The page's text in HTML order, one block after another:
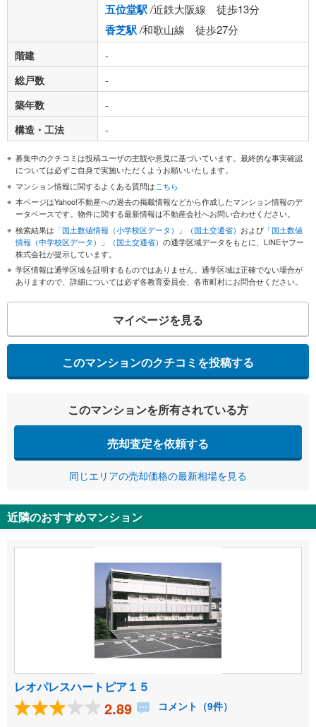
五位堂駅/近鉄大阪線 徒歩13分
香芝駅/和歌山線 徒歩27分
階建
-
総戸数
-
築年数
-
構造・工法
-
募集中のクチコミは投稿ユーザの主観や意見に基づいています。最終的な事実確認
については必ずご自身で実施いただくようお願いいたします。
マンション情報に関するよくある質問はこちら
本ページはYahoo!不動産への過去の掲載情報などから作成したマンション情報のデ
ータベースです。物件に関する最新情報は不動産会社へお問い合わせください。
検索結果は 「国土数値情報（小学校区データ）」（国土交通省） および 「国土数値
情報（中学校区データ）」（国土交通省） の通学区域データをもとに、LINEヤフー
株式会社が提示しています。
学区情報は通学区域を証明するものではありません。通学区域は正確でない場合が
ありますので、詳細については必ず各教育委員会、各市町村にお問合せください。
マイページを見る
このマンションのクチコミを投稿する
このマンションを所有されている方
売却査定を依頼する
同じエリアの売却価格の最新相場を見る
近隣のおすすめマンション
レオパレスハートピア１５
2.89 コメント（9件）